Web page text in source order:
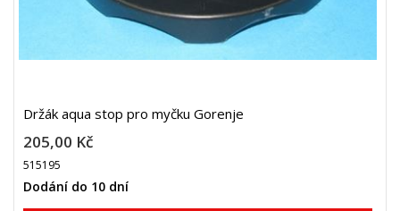
Držák aqua stop pro myčku Gorenje
205,00 Kč
515195
Dodání do 10 dní